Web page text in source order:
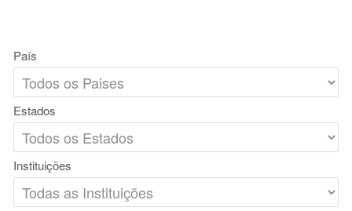
País
Estados
Instituições